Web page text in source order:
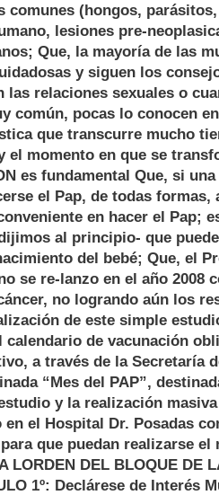
comunes (hongos,
lesiones pre-
Que, la mayoría de las
y siguen los
las relaciones sexuales o
común, pocas lo conocen
que transcurre mucho
el momento en que se
es fundamental Que, si
el Pap, de todas
en hacer el Pap;
al principio- que
del bebé; Que, el
se re-lanzo en el año 2008
no logrando aún los
de este simple
calendario de vacunación
a través de la Secretaría
“Mes del PAP”,
y la realización
el Hospital Dr. Posadas
que puedan realizarse
LORDEN DEL BLOQUE
1º: Declárese de Interés